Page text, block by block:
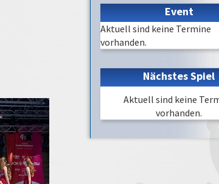
Event
Aktuell sind keine Termine
vorhanden.
Nächstes Spiel
Aktuell sind keine
vorhanden.